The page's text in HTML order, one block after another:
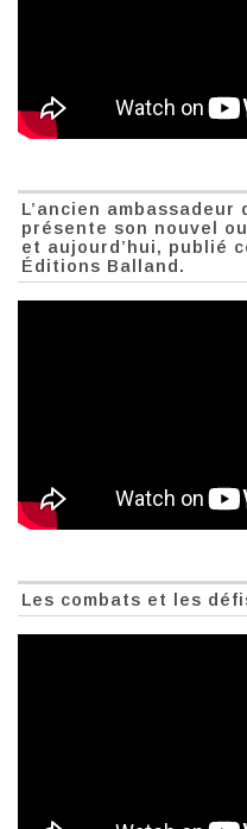
L’ancien ambassadeur
présente son nouvel
et aujourd’hui, publié
Éditions Balland.
Les combats et les